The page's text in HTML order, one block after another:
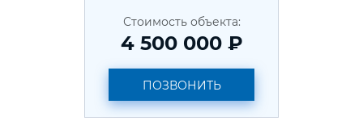
Стоимость объекта:
4 500 000 ₽
ПОЗВОНИТЬ